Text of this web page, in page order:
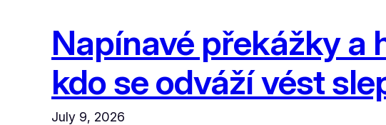
Napínavé překážky a
kdo se odváží vést
July 9, 2026